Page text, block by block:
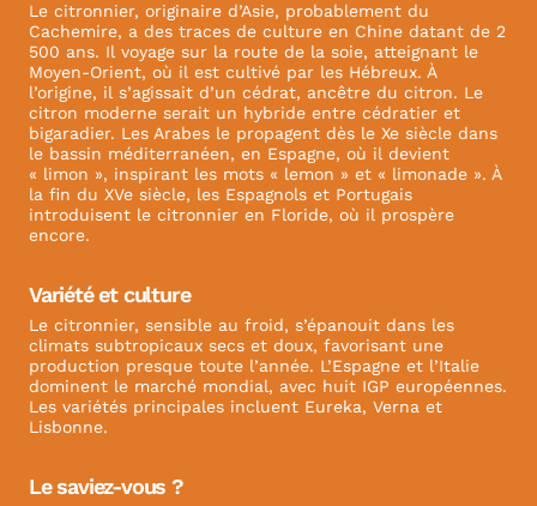
Le citronnier, originaire d’Asie, probablement du
Cachemire, a des traces de culture en Chine datant de 2
500 ans. Il voyage sur la route de la soie, atteignant le
Moyen-Orient, où il est cultivé par les Hébreux. À
l’origine, il s’agissait d’un cédrat, ancêtre du citron. Le
citron moderne serait un hybride entre cédratier et
bigaradier. Les Arabes le propagent dès le Xe siècle dans
le bassin méditerranéen, en Espagne, où il devient
« limon », inspirant les mots « lemon » et « limonade ». À
la fin du XVe siècle, les Espagnols et Portugais
introduisent le citronnier en Floride, où il prospère
encore.
Variété et culture
Le citronnier, sensible au froid, s’épanouit dans les
climats subtropicaux secs et doux, favorisant une
production presque toute l’année. L’Espagne et l’Italie
dominent le marché mondial, avec huit IGP européennes.
Les variétés principales incluent Eureka, Verna et
Lisbonne.
Le saviez-vous ?